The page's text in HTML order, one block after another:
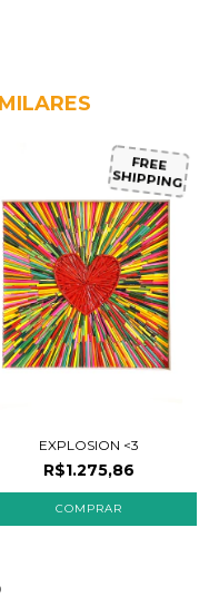
FREE
SHIPPING
EXPLOSION <3
R$1.275,86